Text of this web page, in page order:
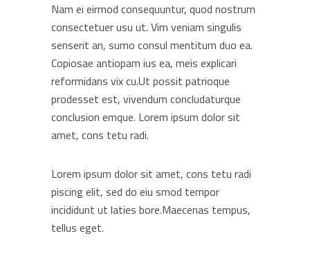
Nam ei eirmod consequuntur, quod nostrum
consectetuer usu ut. Vim veniam singulis
senserit an, sumo consul mentitum duo ea.
Copiosae antiopam ius ea, meis explicari
reformidans vix cu.Ut possit patrioque
prodesset est, vivendum concludaturque
conclusion emque. Lorem ipsum dolor sit
amet, cons tetu radi.
Lorem ipsum dolor sit amet, cons tetu radi
piscing elit, sed do eiu smod tempor
incididunt ut laties bore.Maecenas tempus,
tellus eget.